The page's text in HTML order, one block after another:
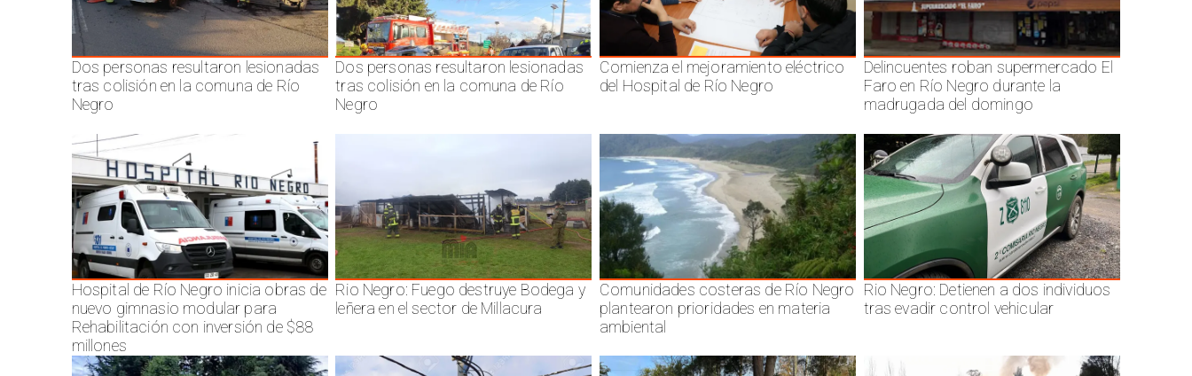
Dos personas resultaron lesionadas
tras colisión en la comuna de Río
Negro
Dos personas resultaron lesionadas
tras colisión en la comuna de Río
Negro
Comienza el mejoramiento eléctrico
del Hospital de Río Negro
Delincuentes roban supermercado El
Faro en Río Negro durante la
madrugada del domingo
Hospital de Río Negro inicia obras de
nuevo gimnasio modular para
Rehabilitación con inversión de $88
millones
Rio Negro: Fuego destruye Bodega y
leñera en el sector de Millacura
Comunidades costeras de Río Negro
plantearon prioridades en materia
ambiental
Rio Negro: Detienen a dos individuos
tras evadir control vehicular